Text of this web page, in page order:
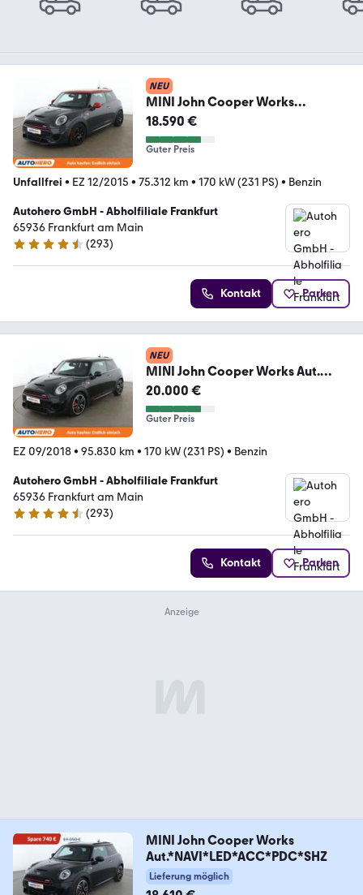
NEU
MINI John Cooper Works
Aut.*NAVI*TEMPO*CAM*PDC*
18.590 €
Guter Preis
Unfallfrei • EZ 12/2015 • 75.312 km • 170 kW (231 PS) • Benzin
Autohero GmbH - Abholfiliale Frankfurt
65936 Frankfurt am Main
4.6 Sterne
(293)
Kontakt Parken
NEU
MINI John Cooper Works Aut.
*HUD*LED*CAM*SHZ*
20.000 €
Guter Preis
EZ 09/2018• 95.830 km • 170 kW (231 PS) • Benzin
Autohero GmbH - Abholfiliale Frankfurt
65936 Frankfurt am Main
4.6 Sterne
(293)
Kontakt Parken
MINI John Cooper Works
Aut.*NAVI*LED*ACC*PDC*SHZ
Lieferung möglich